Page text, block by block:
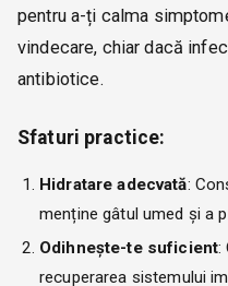
pentru a-ți calma
vindecare, chiar dacă
antibiotice.
Sfaturi practice:
Hidratare adecvată:
menține gâtul umed și a
Odihnește-te suficient:
recuperarea sistemului